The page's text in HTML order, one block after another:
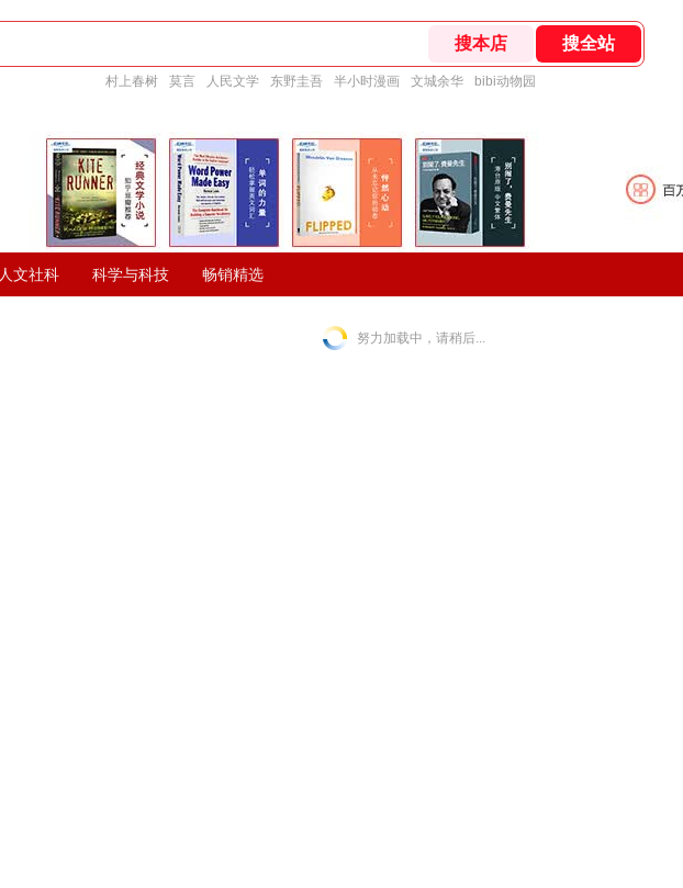
村上春树 莫言 人民文学 东野圭吾 半小时漫画 文城余华 bibi动物园
人文社科 科学与科技 畅销精选
努力加载中，请稍后...